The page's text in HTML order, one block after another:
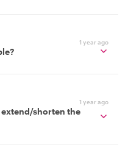
1 year ago
1 year ago
shorten the